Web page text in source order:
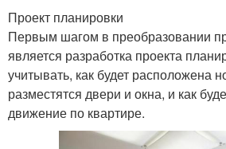
Проект планировки
Первым шагом в преобразовании
является разработка проекта
учитывать, как будет расположена
разместятся двери и окна, и как
движение по квартире.